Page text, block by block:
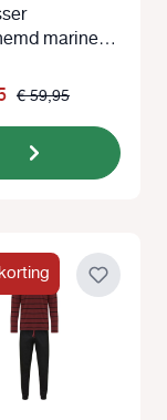
marine
€ 59,95